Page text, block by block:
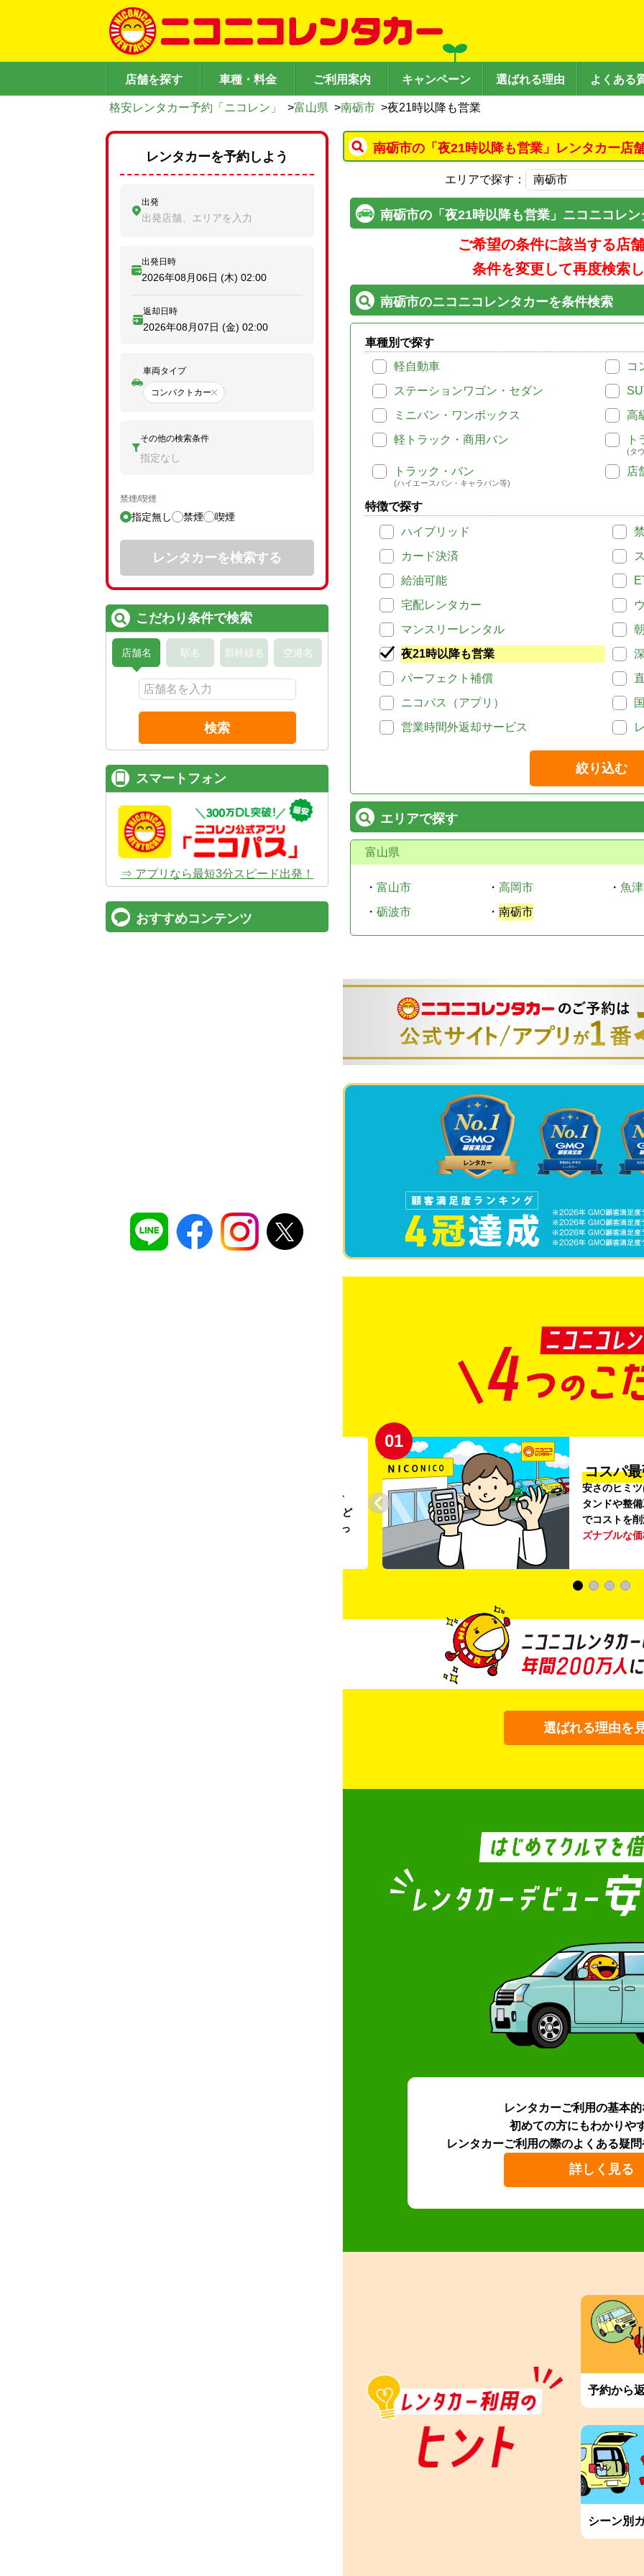
店舗を探す 車種・料金 ご利用案内 キャンペーン 選ばれる理由 よくある
格安レンタカー予約「ニコレン」 >富山県 >南砺市 >夜21時以降も営業
南砺市の「夜21時以降も営業」レンタカー店
エリアで探す：
南砺市の「夜21時以降も営業」ニコニコレ
ご希望の条件に該当する店
条件を変更して再度検索
南砺市のニコニコレンタカーを条件検索
車種別で探す
軽自動車
コ
ステーションワゴン・セダン
ミニバン・ワンボックス
高
軽トラック・商用バン
ト
(タ
トラック・バン
(ハイエースバン・キャラバン等)
店
特徴で探す
ハイブリッド
カード決済
給油可能
宅配レンタカー
マンスリーレンタル
夜21時以降も営業
パーフェクト補償
ニコパス（アプリ）
営業時間外返却サービス
絞り込む
エリアで探す
富山県
・ 富山市 ・ 高岡市 ・ 魚
・ 砺波市 ・ 南砺市
リー
02
プロ品
ご利用のた
掃・除菌 を
ける車内環
選ばれる理由を
レンタカーご利用の基本
初めての方にもわかりや
レンタカーご利用の際のよくある疑問
詳しく見る
予約から
シーン別
レンタカーを予約しよう
出発
出発店舗、エリアを入力
出発日時
2026年08月06日 (木) 02:00
返却日時
2026年08月07日 (金) 02:00
車両タイプ
コンパクトカー
その他の検索条件
指定なし
禁煙/喫煙
指定無し 禁煙 喫煙
レンタカーを検索する
こだわり条件で検索
店舗名 駅名 新幹線名 空港名
検索
スマートフォン
⇒ アプリなら最短3分スピード出発！
おすすめコンテンツ